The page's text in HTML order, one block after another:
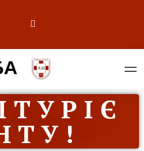
Т У Р І Є
Т У !